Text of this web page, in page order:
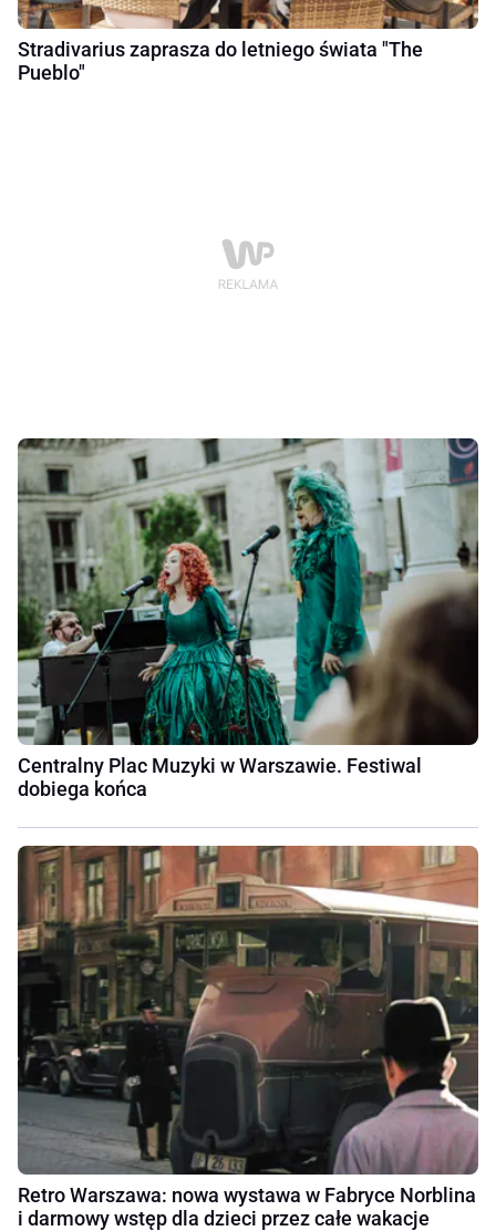
Stradivarius zaprasza do letniego świata "The
Pueblo"
Centralny Plac Muzyki w Warszawie. Festiwal
dobiega końca
Retro Warszawa: nowa wystawa w Fabryce Norblina
i darmowy wstęp dla dzieci przez całe wakacje